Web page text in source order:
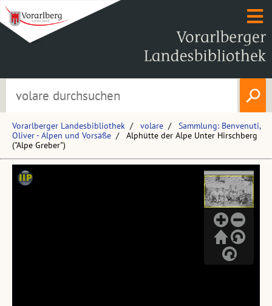
Vorarlberger Landesbibliothek volare
Sammlung: Benvenuti,
Oliver - Alpen und Vorsäße
Alphütte der Alpe Unter Hirschberg
("Alpe Greber")